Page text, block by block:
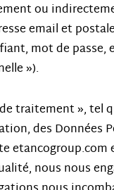
ou
email et
mot de passe,
»).
traitement », tel
des Données
etancogroup.com
nous nous